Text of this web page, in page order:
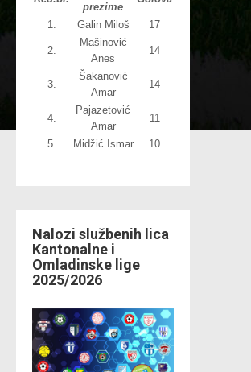
prezime
1. Galin Miloš 17
2.
Mašinović
Anes
14
3.
Šakanović
Amar
14
4.
Pajazetović
Amar
11
5. Midžić Ismar 10
Nalozi službenih lica
Kantonalne i
Omladinske lige
2025/2026